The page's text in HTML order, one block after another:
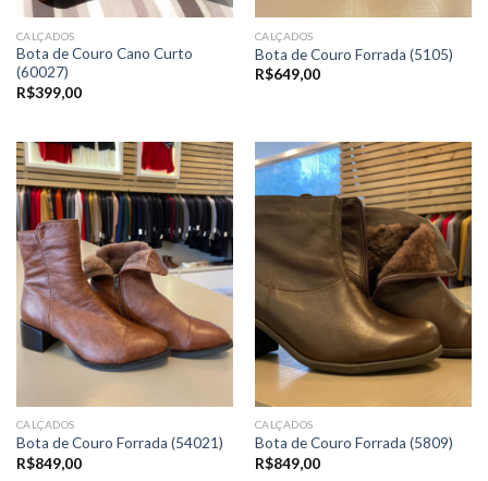
CALÇADOS
Bota de Couro Cano Curto
(60027)
R$399,00
CALÇADOS
Bota de Couro Forrada (5105)
R$649,00
CALÇADOS
Bota de Couro Forrada (54021)
R$849,00
CALÇADOS
Bota de Couro Forrada (5809)
R$849,00